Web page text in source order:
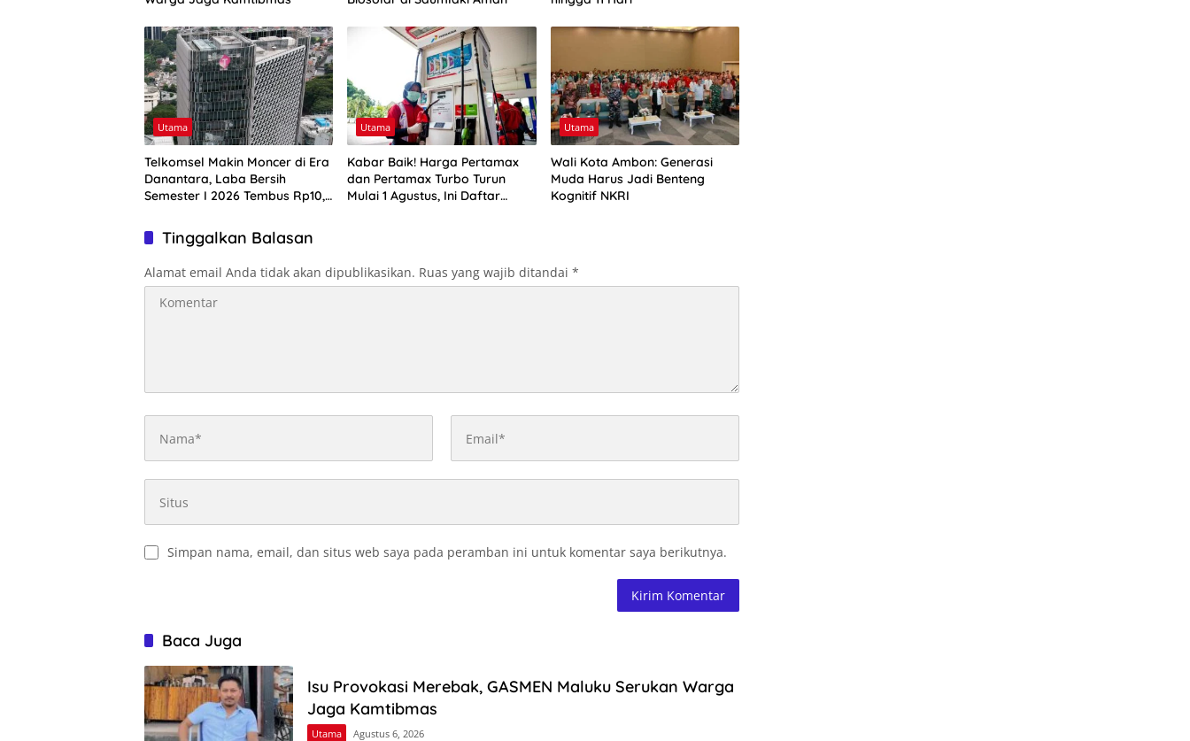
Utama
Telkomsel Makin Moncer di Era
Danantara, Laba Bersih
Semester I 2026 Tembus Rp10,4
Utama
Kabar Baik! Harga Pertamax
dan Pertamax Turbo Turun
Mulai 1 Agustus, Ini Daftar
Utama
Wali Kota Ambon: Generasi
Muda Harus Jadi Benteng
Kognitif NKRI
Tinggalkan Balasan
Alamat email Anda tidak akan dipublikasikan. Ruas yang wajib ditandai *
Simpan nama, email, dan situs web saya pada peramban ini untuk komentar saya berikutnya.
Baca Juga
Isu Provokasi Merebak, GASMEN Maluku Serukan Warga
Jaga Kamtibmas
Utama Agustus 6, 2026